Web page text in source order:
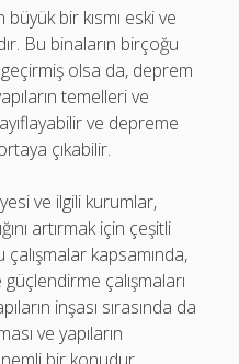
bir kısmı eski ve
Bu binaların birçoğu
olsa da, deprem
temelleri ve
ve depreme
çıkabilir.
ve ilgili kurumlar,
artırmak için çeşitli
kapsamında,
çalışmaları
inşası sırasında da
ve yapıların